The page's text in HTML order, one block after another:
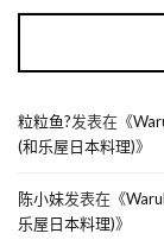
粒粒鱼?发表在《
(和乐屋日本料理)》
陈小妹发表在《
乐屋日本料理)》